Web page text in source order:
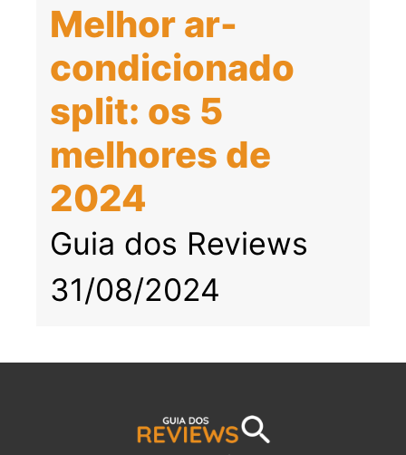
Melhor ar-
condicionado
split: os 5
melhores de
2024
Guia dos Reviews
31/08/2024